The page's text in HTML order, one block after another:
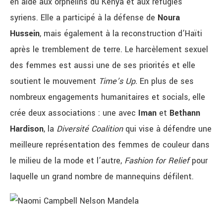
syriens. Elle a participé à la défense de Noura
Hussein, mais également à la reconstruction d’Haïti
après le tremblement de terre. Le harcèlement sexuel
des femmes est aussi une de ses priorités et elle
soutient le mouvement Time’s Up. En plus de ses
nombreux engagements humanitaires et socials, elle
crée deux associations : une avec Iman et Bethann
Hardison, la Diversité Coalition qui vise à défendre une
meilleure représentation des femmes de couleur dans
le milieu de la mode et l’autre, Fashion for Reliefpour
laquelle un grand nombre de mannequins défilent.